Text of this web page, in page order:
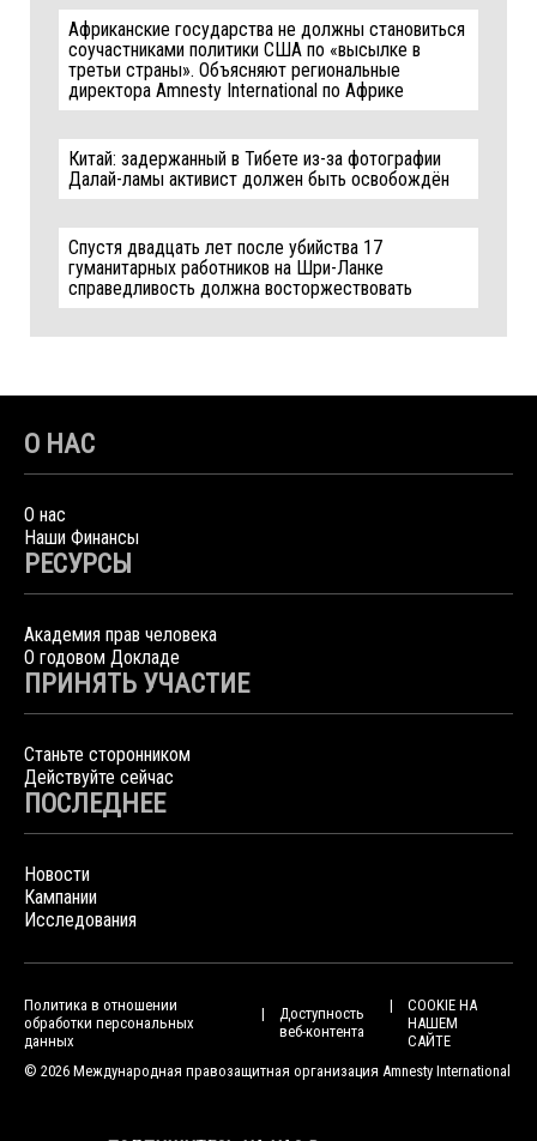
Африканские государства не должны становиться
соучастниками политики США по «высылке в
третьи страны». Объясняют региональные
директора Amnesty International по Африке
Китай: задержанный в Тибете из-за фотографии
Далай-ламы активист должен быть освобождён
Спустя двадцать лет после убийства 17
гуманитарных работников на Шри-Ланке
справедливость должна восторжествовать
О НАС
О нас
Наши Финансы
РЕСУРСЫ
Академия прав человека
О годовом Докладе
ПРИНЯТЬ УЧАСТИЕ
Станьте сторонником
Действуйте сейчас
ПОСЛЕДНЕЕ
Новости
Кампании
Исследования
Политика в отношении
обработки персональных
данных
Доступность
веб-контента
COOKIE НА
НАШЕМ
САЙТЕ
© 2026 Международная правозащитная организация Amnesty International